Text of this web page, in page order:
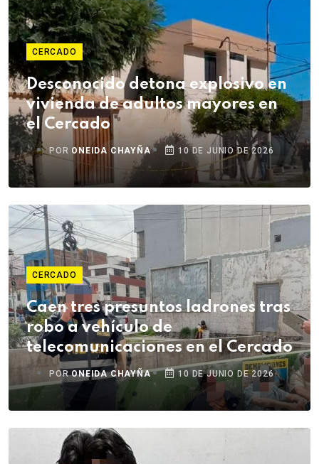
CERCADO
Desconocido detona explosivo en
vivienda de adultos mayores en
el Cercado
POR ONEIDA CHAYÑA 10 DE JUNIO DE 2026
CERCADO
Caen tres presuntos ladrones tras
robo a vehículo de
telecomunicaciones en el Cercado
PORONEIDA CHAYÑA 10 DE JUNIO DE 2026